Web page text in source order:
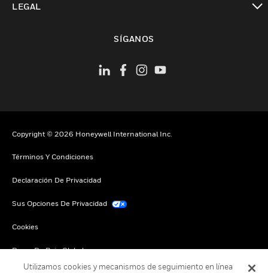
LEGAL
SÍGANOS
Copyright © 2026 Honeywell International Inc.
Términos Y Condiciones
Declaración De Privacidad
Sus Opciones De Privacidad
Cookies
Darse De Baja Global
Utilizamos cookies y mecanismos de seguimiento en línea